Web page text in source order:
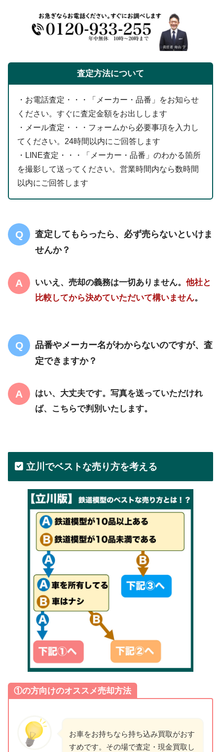
査定方法について
・お電話査定・・・「メーカー・品番」をお知らせ
ください。すぐに査定金額をお出しします
・メール査定・・・フォームから必要事項を入力し
てください。24時間以内にご回答します
・LINE査定・・・「メーカー・品番」のわかる箇所
を撮影して送ってください。営業時間内なら数時間
以内にご回答します
査定してもらったら、必ず売らないといけま
せんか？
いいえ、売却の義務は一切ありません。 他社と
比較してから決めていただいて構いません。
品番やメーカー名がわからないのですが、査
定できますか？
はい、大丈夫です。写真を送っていただけれ
ば、こちらで判別いたします。
立川でベストな売り方を考える
①の方向けのオススメ売却方法
お車をお持ちなら持ち込み買取がおす
すめです。その場で査定・現金買取し